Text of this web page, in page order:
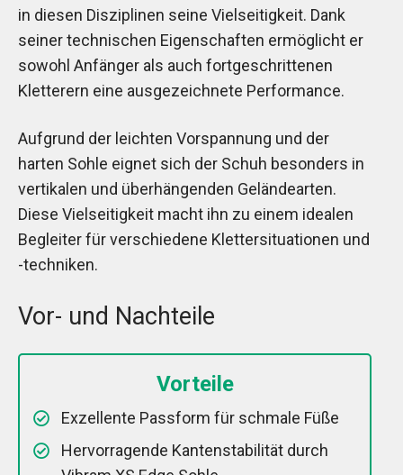
in diesen Disziplinen seine Vielseitigkeit. Dank
seiner technischen Eigenschaften ermöglicht er
sowohl Anfänger als auch fortgeschrittenen
Kletterern eine ausgezeichnete Performance.
Aufgrund der leichten Vorspannung und der
harten Sohle eignet sich der Schuh besonders in
vertikalen und überhängenden Geländearten.
Diese Vielseitigkeit macht ihn zu einem idealen
Begleiter für verschiedene Klettersituationen und
-techniken.
Vor- und Nachteile
Vorteile
Exzellente Passform für schmale Füße
Hervorragende Kantenstabilität durch